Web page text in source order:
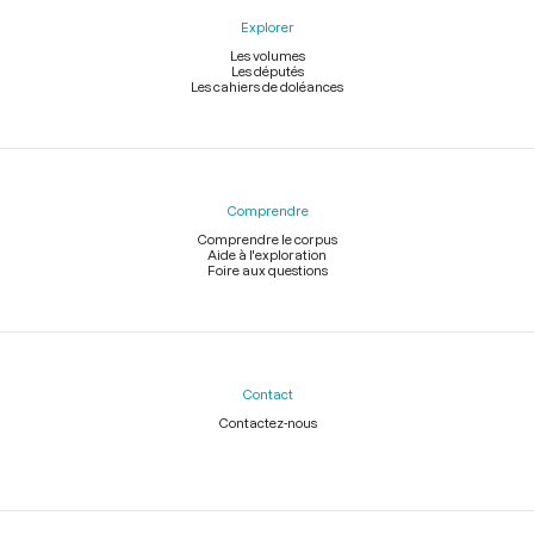
Explorer
Les volumes
Les députés
Les cahiers de doléances
Comprendre
Comprendre le corpus
Aide à l'exploration
Foire aux questions
Contact
Contactez-nous
Légal